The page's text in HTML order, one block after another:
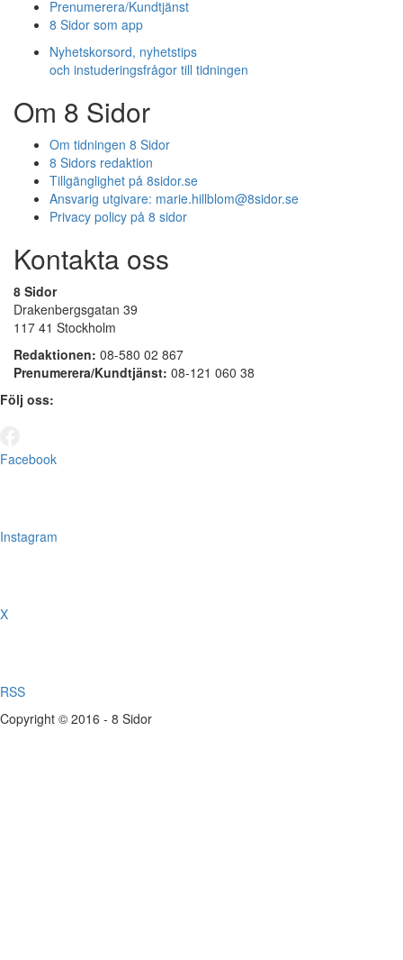
Prenumerera/Kundtjänst
8 Sidor som app
Nyhetskorsord, nyhetstips
och instuderingsfrågor till tidningen
Om 8 Sidor
Om tidningen 8 Sidor
8 Sidors redaktion
Tillgänglighet på 8sidor.se
Ansvarig utgivare: marie.hillblom@8sidor.se
Privacy policy på 8 sidor
Kontakta oss
8 Sidor
Drakenbergsgatan 39
117 41 Stockholm
Redaktionen: 08-580 02 867
Prenumerera/Kundtjänst: 08-121 060 38
Följ oss:
Facebook
Instagram
X
RSS
Copyright © 2016 - 8 Sidor